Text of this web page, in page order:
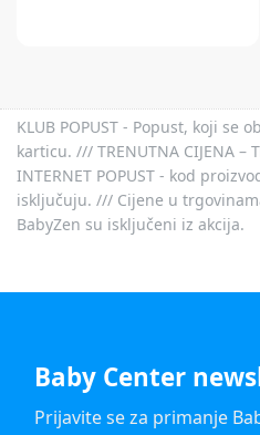
KLUB POPUST - Popust, koji
karticu. /// TRENUTNA CIJENA
INTERNET POPUST - kod
isključuju. /// Cijene u
BabyZen su isključeni iz akcija.
Baby Center
Prijavite se za primanje